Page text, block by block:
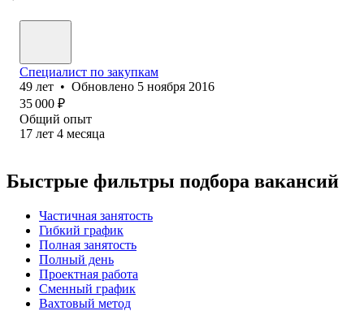
Специалист по закупкам
49 лет • Обновлено 5 ноября 2016
35 000 ₽
Общий опыт
17 лет 4 месяца
Быстрые фильтры подбора вакансий
Частичная занятость
Гибкий график
Полная занятость
Полный день
Проектная работа
Сменный график
Вахтовый метод